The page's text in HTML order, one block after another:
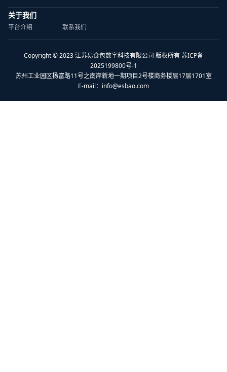
关于我们
平台介绍 联系我们
Copyright © 2023 江苏易食包数字科技有限公司 版权所有 苏ICP备
2025199800号-1
苏州工业园区扬富路11号之南岸新地一期项目2号楼商务楼层17层1701室
E-mail： info@esbao.com